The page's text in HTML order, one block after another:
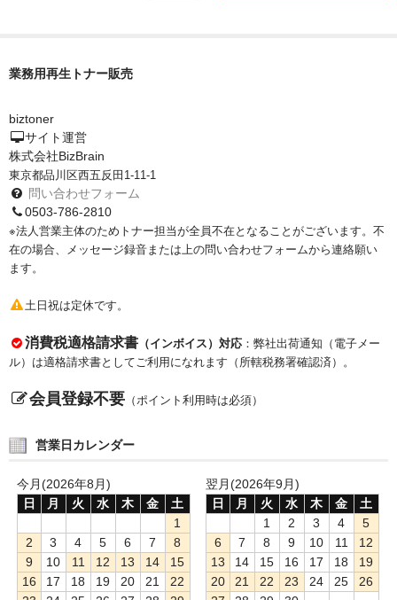
なぜ業務用を選ぶべき？
サイトマップ
業務用再生トナー販売
biztoner
サイト運営
株式会社BizBrain
東京都品川区西五反田1-11-1
問い合わせフォーム
0503-786-2810
※法人営業主体のためトナー担当が全員不在となることがございます。不
在の場合、メッセージ録音または上の問い合わせフォームから連絡願い
ます。
土日祝は定休です。
消費税適格請求書 （インボイス）対応 ：弊社出荷通知（電子メー
ル）は適格請求書としてご利用になれます（所轄税務署確認済）。
会員登録不要 （ポイント利用時は必須）
営業日カレンダー
今月(2026年8月)
日
月 火 水 木 金
土
1
2
3 4 5 6 7
8
9
10 11 12 13 14
15
16
17 18 19 20 21
22
翌月(2026年9月)
日
月 火 水 木 金
土
1
2 3 4
5
6
7 8 9 10 11
12
13
14 15 16 17 18
19
20
21 22 23 24 25
26